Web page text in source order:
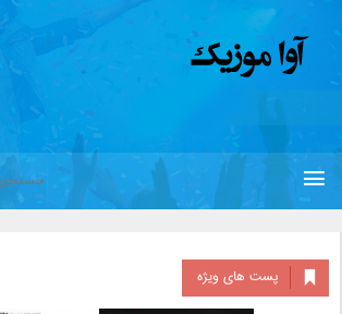
پست های ویژه